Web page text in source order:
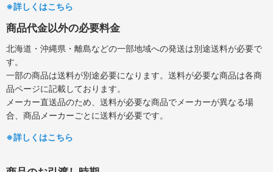
※詳しくはこちら
商品代金以外の必要料金
北海道・沖縄県・離島などの一部地域への発送は別途送料が必要で
す。
一部の商品は送料が別途必要になります。送料が必要な商品は各商
品ページに記載しております。
メーカー直送品のため、送料が必要な商品でメーカーが異なる場
合、商品メーカーごとに送料が必要です。
※詳しくはこちら